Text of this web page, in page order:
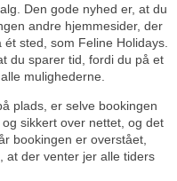
Den gode nyhed er, at du
andre hjemmesider, der
sted, som Feline Holidays.
du sparer tid, fordi du på et
mulighederne.
plads, er selve bookingen
sikkert over nettet, og det
bookingen er overstået,
at der venter jer alle tiders